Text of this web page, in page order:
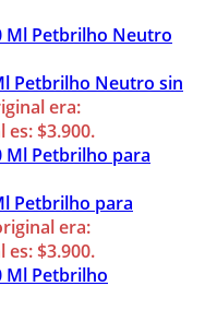
Petbrilho Neutro sin
era:
es: $3.900.
Petbrilho para
era:
es: $3.900.